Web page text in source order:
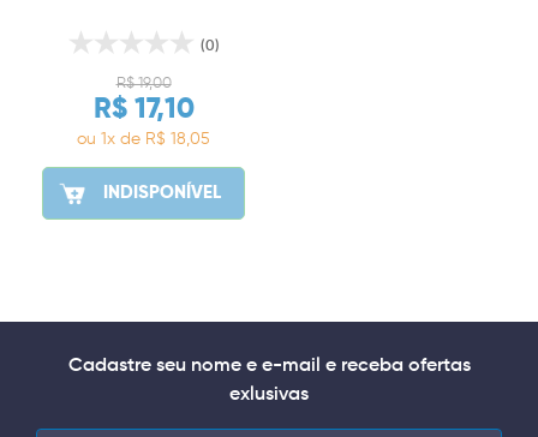
(0)
R$ 19,00
R$ 17,10
ou 1x de R$ 18,05
INDISPONÍVEL
Cadastre seu nome e e-mail e receba ofertas
exlusivas